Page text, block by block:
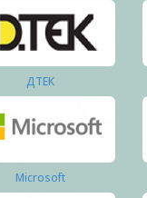
ДТЕК
Microsoft